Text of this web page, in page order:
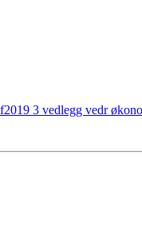
2019 3 vedlegg vedr